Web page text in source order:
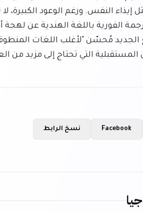
التي تحتاج إلى مزيد
Facebook نسخ الرابط